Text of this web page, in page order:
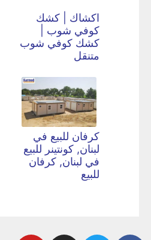
اكشاك | كشك
كوفي شوب |
كشك كوفي شوب
متنقل
كرفان للبيع في
لبنان, كونتينر للبيع
في لبنان, كرفان
للبيع